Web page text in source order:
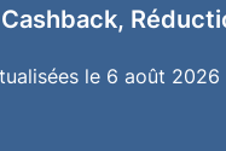
le 6 août 2026